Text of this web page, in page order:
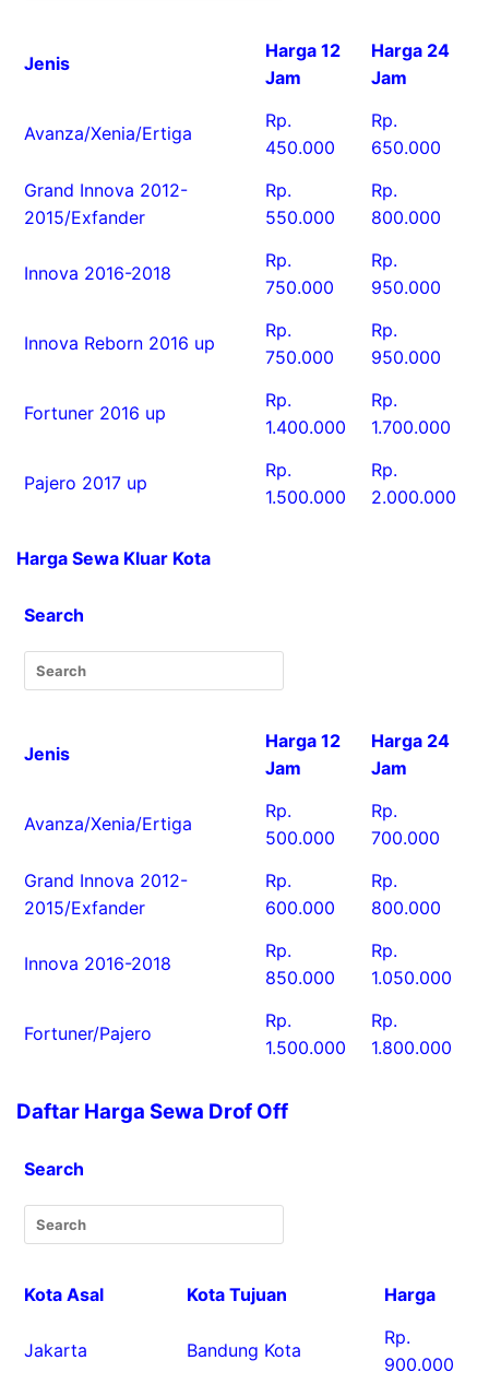
Jenis
Harga 12
Jam
Harga 24
Jam
Avanza/Xenia/Ertiga
Rp.
450.000
Rp.
650.000
Grand Innova 2012-
2015/Exfander
Rp.
550.000
Rp.
800.000
Innova 2016-2018
Rp.
750.000
Rp.
950.000
Innova Reborn 2016 up
Rp.
750.000
Rp.
950.000
Fortuner 2016 up
Rp.
1.400.000
Rp.
1.700.000
Pajero 2017 up
Rp.
1.500.000
Rp.
2.000.000
Harga Sewa Kluar Kota
Search
Jenis
Harga 12
Jam
Harga 24
Jam
Avanza/Xenia/Ertiga
Rp.
500.000
Rp.
700.000
Grand Innova 2012-
2015/Exfander
Rp.
600.000
Rp.
800.000
Innova 2016-2018
Rp.
850.000
Rp.
1.050.000
Fortuner/Pajero
Rp.
1.500.000
Rp.
1.800.000
Daftar Harga Sewa Drof Off
Search
Kota Asal Kota Tujuan Harga
Jakarta Bandung Kota
Rp.
900.000